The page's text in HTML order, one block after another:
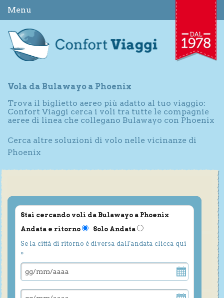
Menu
Vola da Bulawayo a Phoenix
Trova il biglietto aereo più adatto al tuo viaggio:
Confort Viaggi cerca i voli tra tutte le compagnie
aeree di linea che collegano Bulawayo con Phoenix
Cerca altre soluzioni di volo nelle vicinanze di
Phoenix
Stai cercando voli da Bulawayo a Phoenix
Andata e ritorno
Solo Andata
Se la città di ritorno è diversa dall'andata clicca qui
»